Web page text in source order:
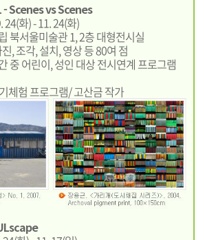
Scenes vs Scenes
24(화) - 11. 24(화)
북서울미술관 1, 2층 대형전시실
, 조각, 설치, 영상 등 80여 점
중 어린이, 성인 대상 전시연계 프로그램
체험 프로그램/ 고산금 작가